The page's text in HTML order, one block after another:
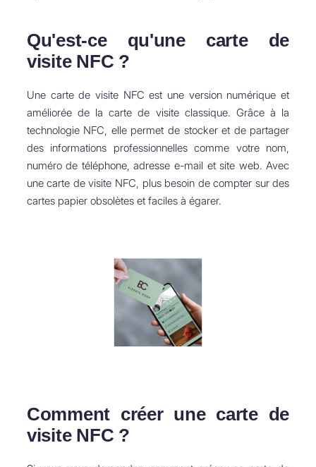
Qu'est-ce qu'une carte de
visite NFC ?
Une carte de visite NFC est une version numérique et
améliorée de la carte de visite classique. Grâce à la
technologie NFC, elle permet de stocker et de partager
des informations professionnelles comme votre nom,
numéro de téléphone, adresse e-mail et site web. Avec
une carte de visite NFC, plus besoin de compter sur des
cartes papier obsolètes et faciles à égarer.
Comment créer une carte de
visite NFC ?